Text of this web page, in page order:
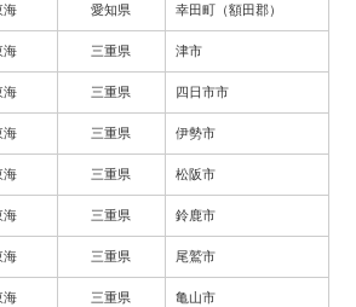
海 愛知県 幸田町（額田郡）
海 三重県 津市
海 三重県 四日市市
海 三重県 伊勢市
海 三重県 松阪市
海 三重県 鈴鹿市
海 三重県 尾鷲市
海 三重県 亀山市